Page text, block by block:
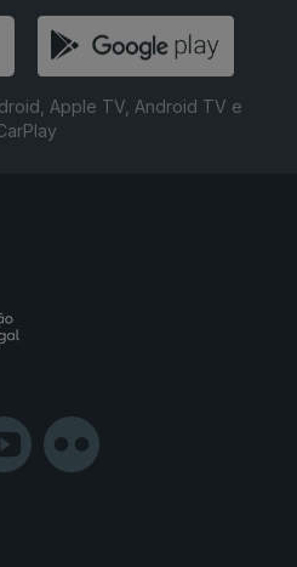
Apple TV, Android TV e